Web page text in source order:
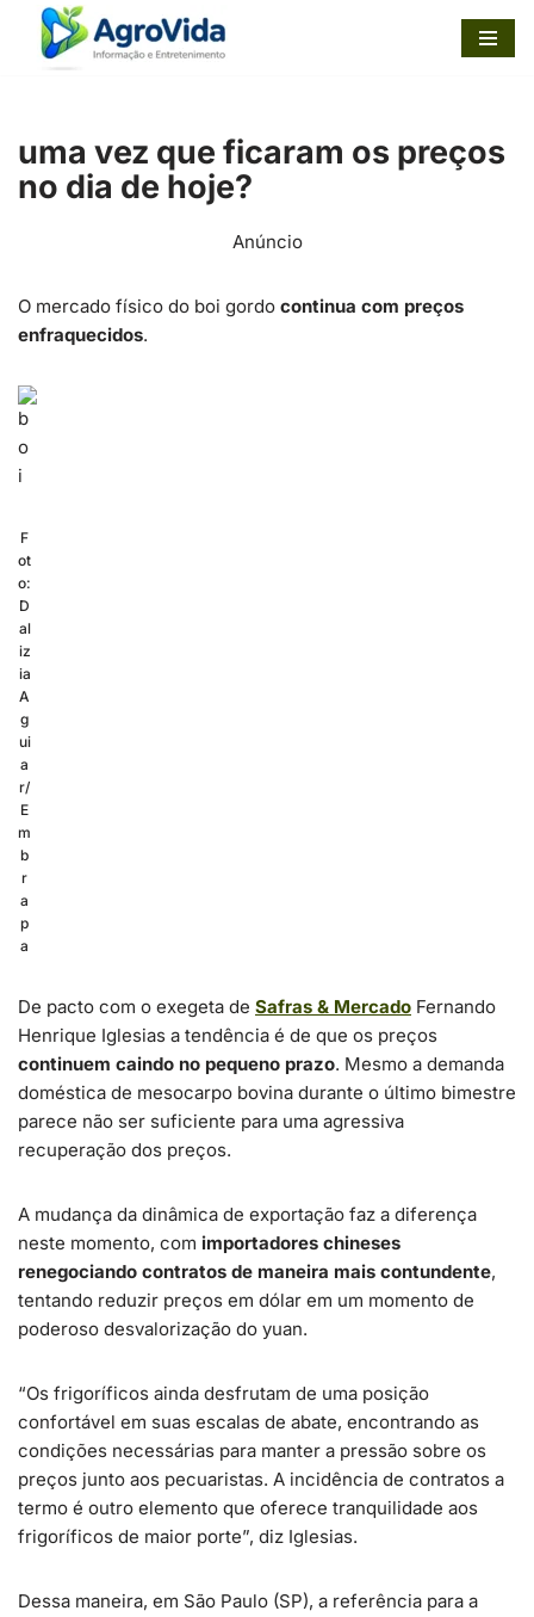
Pular
conteúdo
uma vez que ficaram os preços
no dia de hoje?
Anúncio
O mercado físico do boi gordo continua com preços
enfraquecidos.
F
ot
o:
D
al
iz
ia
A
g
ui
a
r/
E
m
b
r
a
p
a
De pacto com o exegeta de Safras & Mercado Fernando
Henrique Iglesias a tendência é de que os preços
continuem caindo no pequeno prazo. Mesmo a demanda
doméstica de mesocarpo bovina durante o último bimestre
parece não ser suficiente para uma agressiva
recuperação dos preços.
A mudança da dinâmica de exportação faz a diferença
neste momento, com importadores chineses
renegociando contratos de maneira mais contundente,
tentando reduzir preços em dólar em um momento de
poderoso desvalorização do yuan.
“Os frigoríficos ainda desfrutam de uma posição
confortável em suas escalas de abate, encontrando as
condições necessárias para manter a pressão sobre os
preços junto aos pecuaristas. A incidência de contratos a
termo é outro elemento que oferece tranquilidade aos
frigoríficos de maior porte”, diz Iglesias.
Dessa maneira, em São Paulo (SP), a referência para a